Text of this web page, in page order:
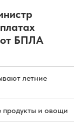
БПЛА
летние
продукты и овощи